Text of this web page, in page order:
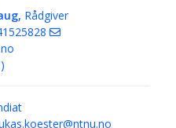
Rådgiver